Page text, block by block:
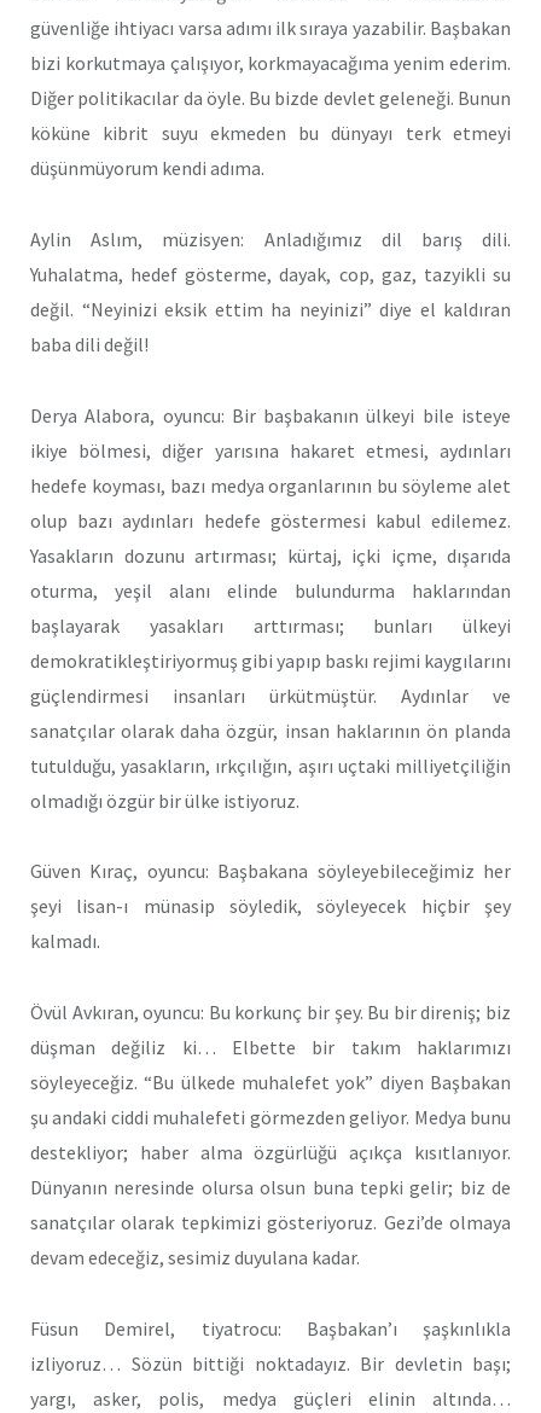
güvenliğe ihtiyacı varsa adımı ilk sıraya yazabilir. Başbakan
bizi korkutmaya çalışıyor, korkmayacağıma yenim ederim.
Diğer politikacılar da öyle. Bu bizde devlet geleneği. Bunun
köküne kibrit suyu ekmeden bu dünyayı terk etmeyi
düşünmüyorum kendi adıma.
Aylin Aslım, müzisyen: Anladığımız dil barış dili.
Yuhalatma, hedef gösterme, dayak, cop, gaz, tazyikli su
değil. “Neyinizi eksik ettim ha neyinizi” diye el kaldıran
baba dili değil!
Derya Alabora, oyuncu: Bir başbakanın ülkeyi bile isteye
ikiye bölmesi, diğer yarısına hakaret etmesi, aydınları
hedefe koyması, bazı medya organlarının bu söyleme alet
olup bazı aydınları hedefe göstermesi kabul edilemez.
Yasakların dozunu artırması; kürtaj, içki içme, dışarıda
oturma, yeşil alanı elinde bulundurma haklarından
başlayarak yasakları arttırması; bunları ülkeyi
demokratikleştiriyormuş gibi yapıp baskı rejimi kaygılarını
güçlendirmesi insanları ürkütmüştür. Aydınlar ve
sanatçılar olarak daha özgür, insan haklarının ön planda
tutulduğu, yasakların, ırkçılığın, aşırı uçtaki milliyetçiliğin
olmadığı özgür bir ülke istiyoruz.
Güven Kıraç, oyuncu: Başbakana söyleyebileceğimiz her
şeyi lisan-ı münasip söyledik, söyleyecek hiçbir şey
kalmadı.
Övül Avkıran, oyuncu: Bu korkunç bir şey. Bu bir direniş; biz
düşman değiliz ki… Elbette bir takım haklarımızı
söyleyeceğiz. “Bu ülkede muhalefet yok” diyen Başbakan
şu andaki ciddi muhalefeti görmezden geliyor. Medya bunu
destekliyor; haber alma özgürlüğü açıkça kısıtlanıyor.
Dünyanın neresinde olursa olsun buna tepki gelir; biz de
sanatçılar olarak tepkimizi gösteriyoruz. Gezi’de olmaya
devam edeceğiz, sesimiz duyulana kadar.
Füsun Demirel, tiyatrocu: Başbakan’ı şaşkınlıkla
izliyoruz… Sözün bittiği noktadayız. Bir devletin başı;
yargı, asker, polis, medya güçleri elinin altında…